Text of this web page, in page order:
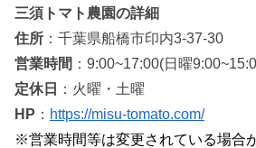
三須トマト農園の詳細
住所 ：千葉県船橋市印内3-37-30
営業時間 ：9:00~17:00(日曜
定休日
：火曜・土曜
HP ： https://misu-tomato.com/
※営業時間等は変更されている場合